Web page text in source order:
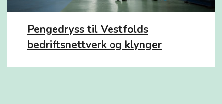
Pengedryss til Vestfolds
bedriftsnettverk og klynger